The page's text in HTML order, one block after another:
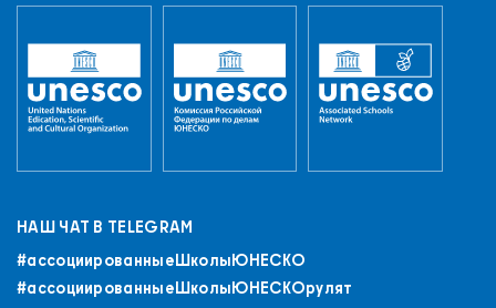
НАШ ЧАТ В TELEGRAM
#ассоциированныеШколыЮНЕСКO
#ассоциированныеШколыЮНЕСКОрулят